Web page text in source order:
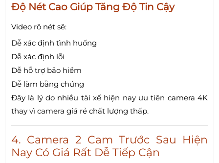
Độ Nét Cao Giúp Tăng Độ Tin Cậy
Video rõ nét sẽ:
Dễ xác định tình huống
Dễ xác định lỗi
Dễ hỗ trợ bảo hiểm
Dễ làm bằng chứng
Đây là lý do nhiều tài xế hiện nay ưu tiên camera 4K
thay vì camera giá rẻ chất lượng thấp.
4. Camera 2 Cam Trước Sau Hiện
Nay Có Giá Rất Dễ Tiếp Cận